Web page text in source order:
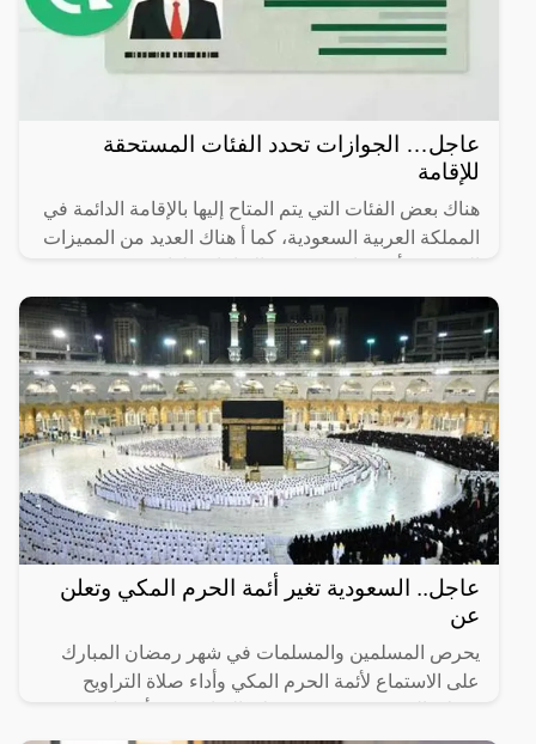
عاجل… الجوازات تحدد الفئات المستحقة
للإقامة
هناك بعض الفئات التي يتم المتاح إليها بالإقامة الدائمة في
المملكة العربية السعودية، كما أ هناك العديد من المميزات
عاجل.. السعودية تغير أئمة الحرم المكي وتعلن
عن
يحرص المسلمين والمسلمات في شهر رمضان المبارك
على الاستماع لأئمة الحرم المكي وأداء صلاة التراويح
العبادات التي